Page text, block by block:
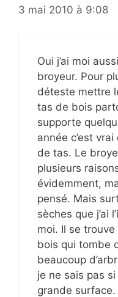
3 mai 2010 à 9:08
Oui j’ai moi
broyeur. Pour
déteste mettre
tas de bois
supporte
année c’est
de tas. Le
plusieurs
évidemment,
pensé. Mais
sèches que j’ai
moi. Il se trouve
bois qui tombe
beaucoup
je ne sais pas
grande surface.